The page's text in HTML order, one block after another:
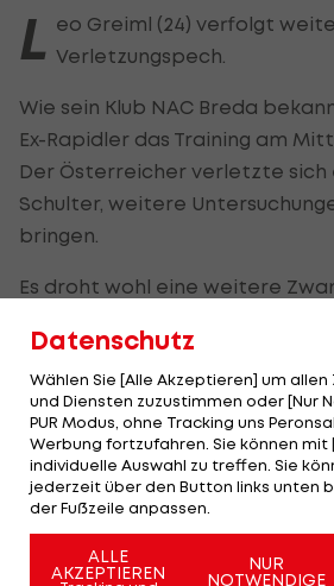
L eo Greiml (24) verfolgt
Verletzungspech.
Wie sein Klub NAC Breda
Ex-Rapidler das Training am
Der Österreicher verletzte sich
Schulter, weitere
bringen.
Es droht wohl eine weitere
Der gebürtige Horner hat eine
Verletzungshistorie
er sich im Rapid-Trikot das
auf Schalke 2022 am Meniskus
Kreuzbandriss.
Datenschutz
Wählen Sie [Alle Akzeptieren] um
und Diensten zuzustimmen oder [Nur
PUR Modus, ohne Tracking uns
Werbung fortzufahren. Sie können
individuelle Auswahl zu treffen. Sie
jederzeit über den Button links unten
der Fußzeile anpassen.
ALLE
AKZEPTIEREN
NUR
NOTWENDIGE